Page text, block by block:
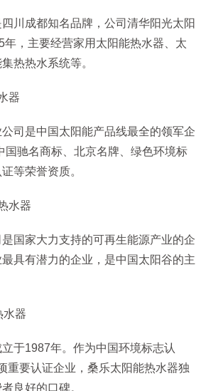
川成都知名品牌，公司清华阳光太阳
，主要经营家用太阳能热水器、太
热热水系统等。
器
司是中国太阳能产品线最全的领军企
国驰名商标、北京名牌、绿色环境标
等荣誉资质。
水器
国家大力支持的可再生能源产业的企
具有潜力的企业，是中国太阳谷的主
水器
于1987年。作为中国环境标志认
重要认证企业，桑乐太阳能热水器独
良好的口碑。